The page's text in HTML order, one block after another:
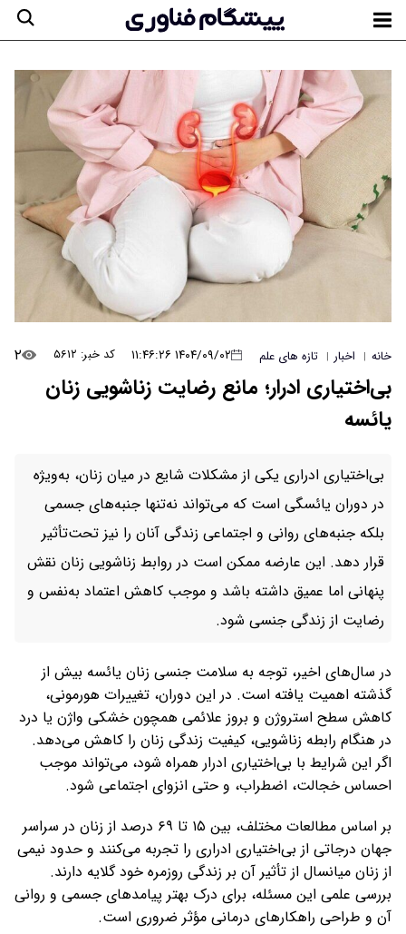
خانه | اخبار | تازه های علم ۱۴۰۴/۰۹/۰۲ ۱۱:۴۶:۲۶ کد خبر: ۵۶۱۲ ۲
بی‌اختیاری ادرار؛ مانع رضایت زناشویی زنان
یائسه
بی‌اختیاری ادراری یکی از مشکلات شایع در میان زنان، به‌ویژه
در دوران یائسگی است که می‌تواند نه‌تنها جنبه‌های جسمی
بلکه جنبه‌های روانی و اجتماعی زندگی آنان را نیز تحت‌تأثیر
قرار دهد. این عارضه ممکن است در روابط زناشویی زنان نقش
پنهانی اما عمیق داشته باشد و موجب کاهش اعتماد به‌نفس و
رضایت از زندگی جنسی شود.
در سال‌های اخیر، توجه به سلامت جنسی زنان یائسه بیش از
گذشته اهمیت یافته است. در این دوران، تغییرات هورمونی،
کاهش سطح استروژن و بروز علائمی همچون خشکی واژن یا درد
در هنگام رابطه زناشویی، کیفیت زندگی زنان را کاهش می‌دهد.
اگر این شرایط با بی‌اختیاری ادرار همراه شود، می‌تواند موجب
احساس خجالت، اضطراب، و حتی انزوای اجتماعی شود.
بر اساس مطالعات مختلف، بین ۱۵ تا ۶۹ درصد از زنان در سراسر
جهان درجاتی از بی‌اختیاری ادراری را تجربه می‌کنند و حدود نیمی
از زنان میانسال از تأثیر آن بر زندگی روزمره خود گلایه دارند.
بررسی علمی این مسئله، برای درک بهتر پیامدهای جسمی و روانی
آن و طراحی راهکارهای درمانی مؤثر ضروری است.